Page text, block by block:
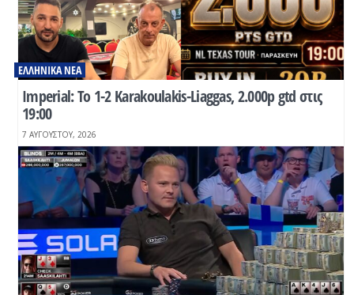
Ιmperial: Το 1-2 Karakoulakis-Liaggas, 2.000p gtd στις
19:00
ΕΛΛΗΝΙΚΆ ΝΈΑ
7 ΑΥΓΟΎΣΤΟΥ, 2026